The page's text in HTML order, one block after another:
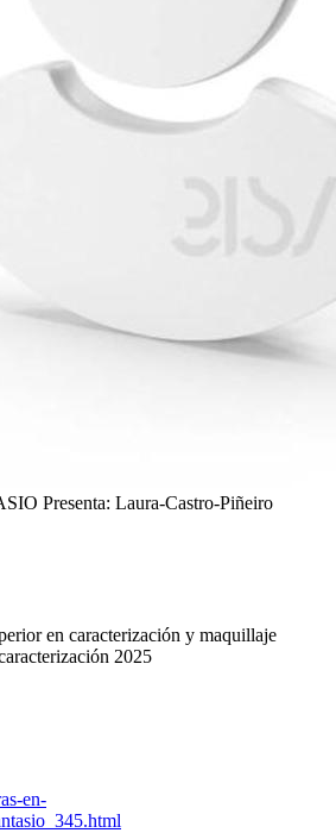
Presenta: Laura-Castro-Piñeiro
en caracterización y maquillaje
2025
en-